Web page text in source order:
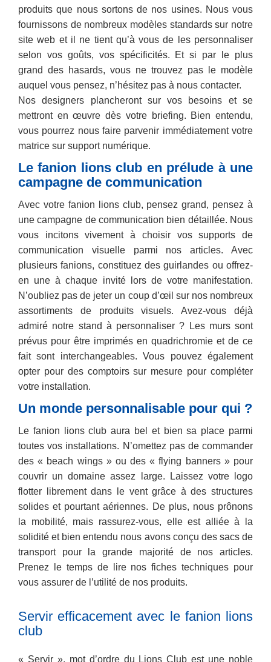
produits que nous sortons de nos usines. Nous vous
fournissons de nombreux modèles standards sur notre
site web et il ne tient qu’à vous de les personnaliser
selon vos goûts, vos spécificités. Et si par le plus
grand des hasards, vous ne trouvez pas le modèle
auquel vous pensez, n’hésitez pas à nous contacter.
Nos designers plancheront sur vos besoins et se
mettront en œuvre dès votre briefing. Bien entendu,
vous pourrez nous faire parvenir immédiatement votre
matrice sur support numérique.
Le fanion lions club en prélude à une
campagne de communication
Avec votre fanion lions club, pensez grand, pensez à
une campagne de communication bien détaillée. Nous
vous incitons vivement à choisir vos supports de
communication visuelle parmi nos articles. Avec
plusieurs fanions, constituez des guirlandes ou offrez-
en une à chaque invité lors de votre manifestation.
N’oubliez pas de jeter un coup d’œil sur nos nombreux
assortiments de produits visuels. Avez-vous déjà
admiré notre stand à personnaliser ? Les murs sont
prévus pour être imprimés en quadrichromie et de ce
fait sont interchangeables. Vous pouvez également
opter pour des comptoirs sur mesure pour compléter
votre installation.
Un monde personnalisable pour qui ?
Le fanion lions club aura bel et bien sa place parmi
toutes vos installations. N’omettez pas de commander
des « beach wings » ou des « flying banners » pour
couvrir un domaine assez large. Laissez votre logo
flotter librement dans le vent grâce à des structures
solides et pourtant aériennes. De plus, nous prônons
la mobilité, mais rassurez-vous, elle est alliée à la
solidité et bien entendu nous avons conçu des sacs de
transport pour la grande majorité de nos articles.
Prenez le temps de lire nos fiches techniques pour
vous assurer de l’utilité de nos produits.
Servir efficacement avec le fanion lions
club
« Servir », mot d’ordre du Lions Club est une noble